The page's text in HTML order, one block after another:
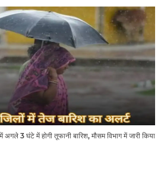
3 घंटे में होगी तूफानी बारिश, मौसम विभाग में जारी किया